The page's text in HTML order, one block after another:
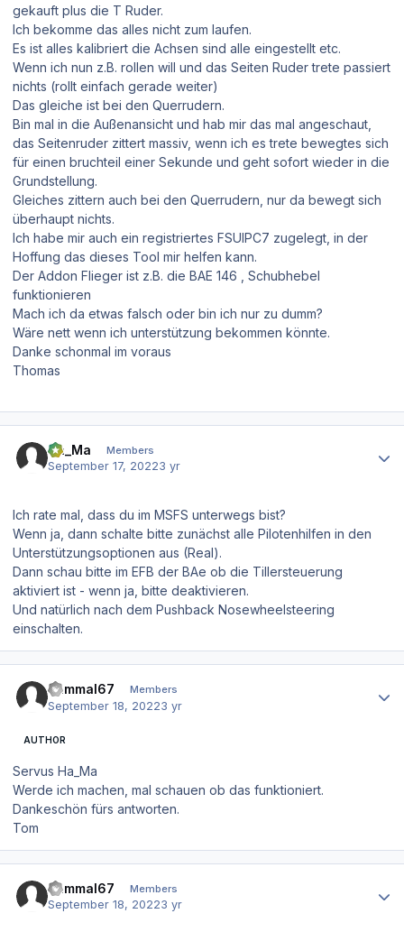
gekauft plus die T Ruder.
Ich bekomme das alles nicht zum laufen.
Es ist alles kalibriert die Achsen sind alle eingestellt etc.
Wenn ich nun z.B. rollen will und das Seiten Ruder trete passiert
nichts (rollt einfach gerade weiter)
Das gleiche ist bei den Querrudern.
Bin mal in die Außenansicht und hab mir das mal angeschaut,
das Seitenruder zittert massiv, wenn ich es trete bewegtes sich
für einen bruchteil einer Sekunde und geht sofort wieder in die
Grundstellung.
Gleiches zittern auch bei den Querrudern, nur da bewegt sich
überhaupt nichts.
Ich habe mir auch ein registriertes FSUIPC7 zugelegt, in der
Hoffung das dieses Tool mir helfen kann.
Der Addon Flieger ist z.B. die BAE 146 , Schubhebel
funktionieren
Mach ich da etwas falsch oder bin ich nur zu dumm?
Wäre nett wenn ich unterstützung bekommen könnte.
Danke schonmal im voraus
Thomas
Ha_Ma Members
September 17, 20223 yr
Ich rate mal, dass du im MSFS unterwegs bist?
Wenn ja, dann schalte bitte zunächst alle Pilotenhilfen in den
Unterstützungsoptionen aus (Real).
Dann schau bitte im EFB der BAe ob die Tillersteuerung
aktiviert ist - wenn ja, bitte deaktivieren.
Und natürlich nach dem Pushback Nosewheelsteering
einschalten.
dammal67 Members
September 18, 20223 yr
AUTHOR
Servus Ha_Ma
Werde ich machen, mal schauen ob das funktioniert.
Dankeschön fürs antworten.
Tom
dammal67 Members
September 18, 20223 yr